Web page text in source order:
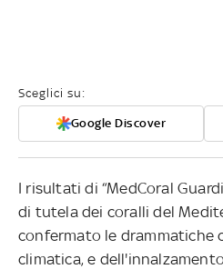
Sceglici su:
Google Discover
I risultati di “MedCoral
di tutela dei coralli del
confermato le drammatiche
climatica, e